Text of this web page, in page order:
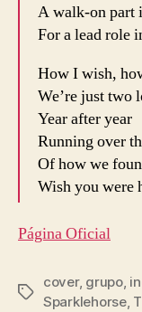
A walk-on part
For a lead role
How I wish,
We’re just two
Year after year
Running over
Of how we
Wish you were
Página Oficial
Etiquetas
cover, grupo,
Sparklehorse,